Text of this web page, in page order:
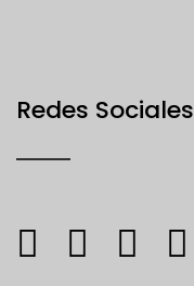
Redes Sociales